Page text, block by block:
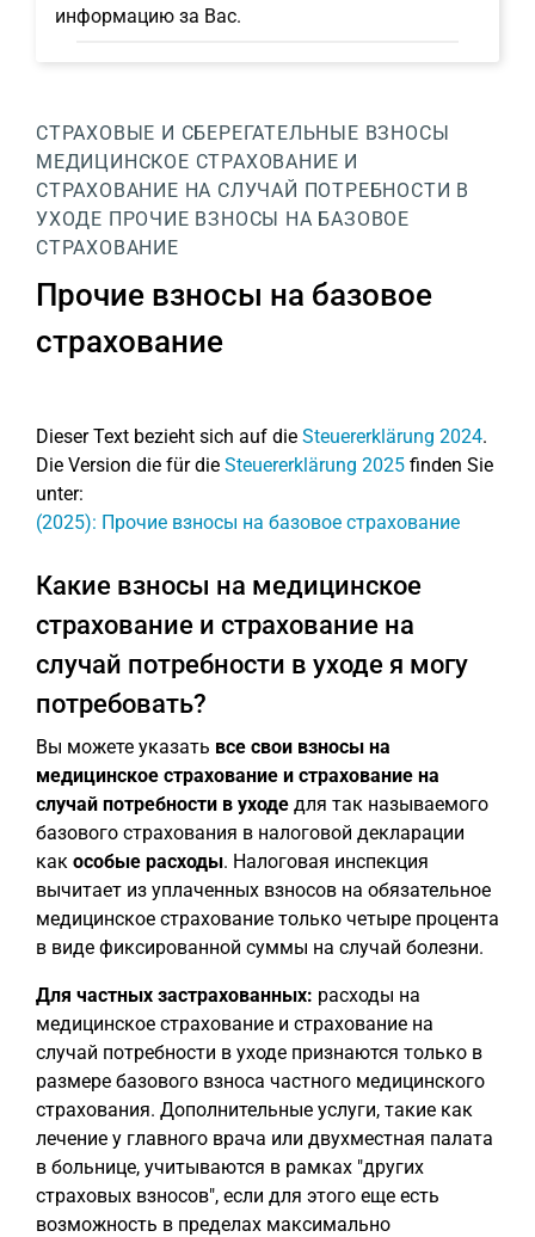
информацию за Вас.
СТРАХОВЫЕ И СБЕРЕГАТЕЛЬНЫЕ ВЗНОСЫ
МЕДИЦИНСКОЕ СТРАХОВАНИЕ И
СТРАХОВАНИЕ НА СЛУЧАЙ ПОТРЕБНОСТИ В
УХОДЕ ПРОЧИЕ ВЗНОСЫ НА БАЗОВОЕ
СТРАХОВАНИЕ
Прочие взносы на базовое
страхование
Dieser Text bezieht sich auf die Steuererklärung 2024.
Die Version die für die Steuererklärung 2025 finden Sie
unter:
(2025): Прочие взносы на базовое страхование
Какие взносы на медицинское
страхование и страхование на
случай потребности в уходе я могу
потребовать?
Вы можете указать все свои взносы на
медицинское страхование и страхование на
случай потребности в уходе для так называемого
базового страхования в налоговой декларации
как особые расходы. Налоговая инспекция
вычитает из уплаченных взносов на обязательное
медицинское страхование только четыре процента
в виде фиксированной суммы на случай болезни.
Для частных застрахованных: расходы на
медицинское страхование и страхование на
случай потребности в уходе признаются только в
размере базового взноса частного медицинского
страхования. Дополнительные услуги, такие как
лечение у главного врача или двухместная палата
в больнице, учитываются в рамках "других
страховых взносов", если для этого еще есть
возможность в пределах максимально